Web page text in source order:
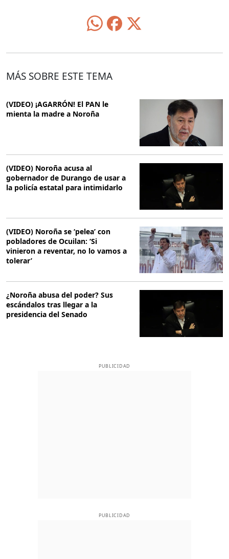
MÁS SOBRE ESTE TEMA
(VIDEO) ¡AGARRÓN! El PAN le
mienta la madre a Noroña
(VIDEO) Noroña acusa al
gobernador de Durango de usar a
la policía estatal para intimidarlo
(VIDEO) Noroña se ‘pelea’ con
pobladores de Ocuilan: ‘Si
vinieron a reventar, no lo vamos a
tolerar’
¿Noroña abusa del poder? Sus
escándalos tras llegar a la
presidencia del Senado
PUBLICIDAD
PUBLICIDAD